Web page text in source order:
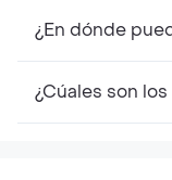
¿En dónde
¿Cúales son